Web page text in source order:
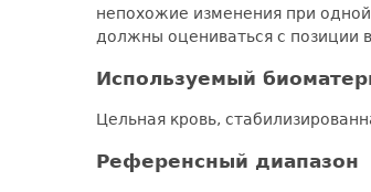
непохожие изменения при
должны оцениваться с позиции
Используемый
Цельная кровь,
Референсный диапазон